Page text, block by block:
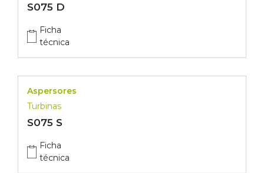
S075 D
Ficha
técnica
Aspersores
Turbinas
S075 S
Ficha
técnica